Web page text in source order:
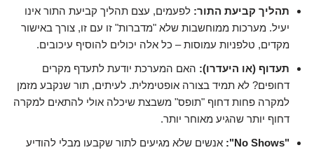
תהליך קביעת התור: לפעמים, עצם תהליך קביעת התור אינו
יעיל. מערכות ממוחשבות שלא "מדברות" זו עם זו, צורך באישור
מקדים, טלפניות עמוסות – כל אלה יכולים להוסיף עיכובים.
תעדוף (או היעדרו): האם המערכת יודעת לתעדף מקרים
דחופים? לא תמיד בצורה אופטימלית. לעיתים, תור שנקבע מזמן
למקרה פחות דחוף "תופס" משבצת שיכלה אולי להתאים למקרה
דחוף יותר שהגיע מאוחר יותר.
"No Shows":
אנשים שלא מגיעים לתור שקבעו מבלי להודיע